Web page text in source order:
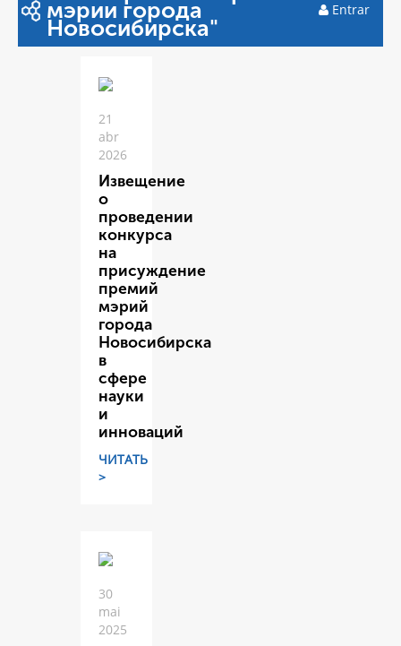
мэрии города
Новосибирска"
Entrar
21
abr
2026
Извещение
о
проведении
конкурса
на
присуждение
премий
мэрий
города
Новосибирска
в
сфере
науки
и
инноваций
ЧИТАТЬ
>
30
mai
2025